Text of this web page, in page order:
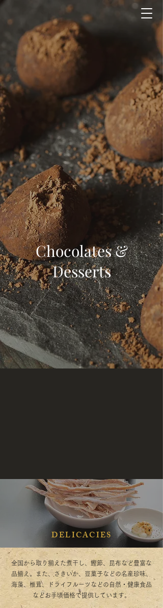
Chocolates &
Desserts
DELICACIES
全国から取り揃えた煮干し、鰹節、昆布など豊富な
品揃え。また、さきいか、豆菓子などの名産珍味、
海藻、椎茸、ドライフルーツなどの自然・健康食品
などお手頃価格で提供しています。